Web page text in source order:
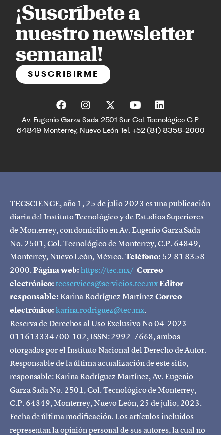
¡Suscríbete a
nuestro newsletter
semanal!
SUSCRIBIRME
Av. Eugenio Garza Sada 2501 Sur Col. Tecnológico C.P.
64849 Monterrey, Nuevo León Tel. +52 (81) 8358-2000
TECSCIENCE, año 1, 25 de julio 2023 es una publicación
diaria del Instituto Tecnológico y de Estudios Superiores
de Monterrey, con domicilio en Av. Eugenio Garza Sada
No. 2501, Col. Tecnológico de Monterrey, C.P. 64849,
Monterrey, Nuevo León, México.Teléfono: 52 81 8358
2000.Página web:https://tec.mx/ Correo
electrónico:tecservices@servicios.tec.mxEditor
responsable:Karina Rodríguez MartínezCorreo
electrónico:karina.rodriguez@tec.mx.
Reserva de Derechos al Uso Exclusivo No 04-2023-
011613334700-102, ISSN: 2992-7668, ambos
otorgados por el Instituto Nacional del Derecho de Autor.
Responsable de la última actualización de este sitio,
responsable: Karina Rodríguez Martínez, Av. Eugenio
Garza Sada No. 2501, Col. Tecnológico de Monterrey,
C.P. 64849, Monterrey, Nuevo León, 25 de julio, 2023.
Fecha de última modificación. Los artículos incluidos
representan la opinión personal de sus autores, la cual no